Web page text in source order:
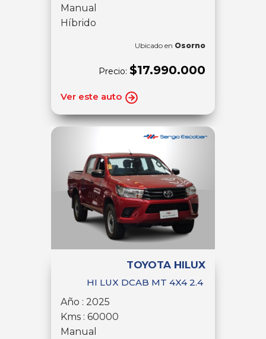
Manual
Híbrido
Ubicado en Osorno
Precio: $17.990.000
Ver este auto
TOYOTA HILUX
HI LUX DCAB MT 4X4 2.4
Año : 2025
Kms : 60000
Manual